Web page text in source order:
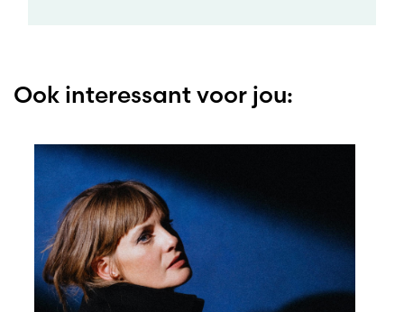
Ook interessant voor jou: